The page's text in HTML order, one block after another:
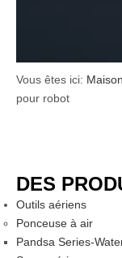
Vous êtes ici: Maison
pour robot
DES
Outils aériens
Ponceuse à air
Pandsa Series-